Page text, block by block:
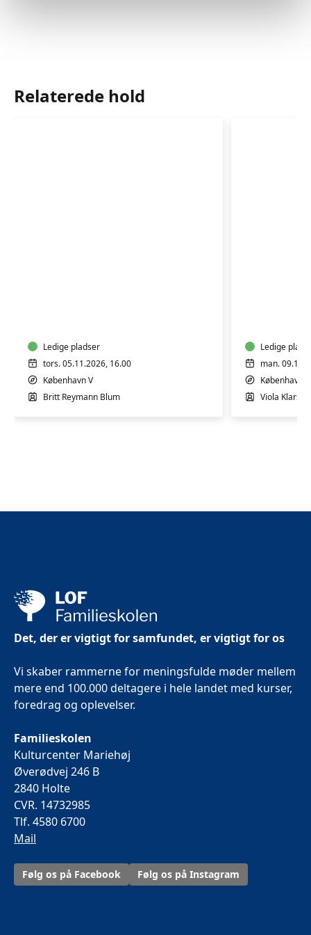
Relaterede hold
Ledige pladser
tors. 05.11.2026, 16.00
København V
Britt Reymann Blum
Ledige
man.
København V
Viola
Det, der er vigtigt for samfundet, er vigtigt for os
Vi skaber rammerne for meningsfulde møder mellem
mere end 100.000 deltagere i hele landet med kurser,
foredrag og oplevelser.
Familieskolen
Kulturcenter Mariehøj
Øverødvej 246 B
2840 Holte
CVR. 14732985
Tlf. 4580 6700
Mail
Følg os på Facebook Følg os på Instagram